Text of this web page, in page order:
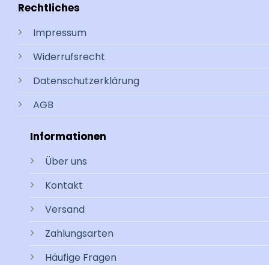
Rechtliches
Impressum
Widerrufsrecht
Datenschutzerklärung
AGB
Informationen
Über uns
Kontakt
Versand
Zahlungsarten
Häufige Fragen